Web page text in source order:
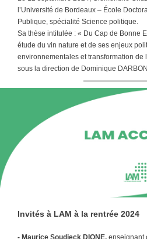
l’Université de Bordeaux – École
Publique, spécialité Science politique.
Sa thèse intitulée : « Du Cap de Bonne
étude du vin nature et de ses enjeux
environnementales et transformation
sous la direction de Dominique
Invités à LAM à la rentrée 2024
- Maurice Soudieck DIONE, enseignant